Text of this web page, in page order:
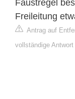
Faustregel
Freileitung
Antrag auf
vollständige